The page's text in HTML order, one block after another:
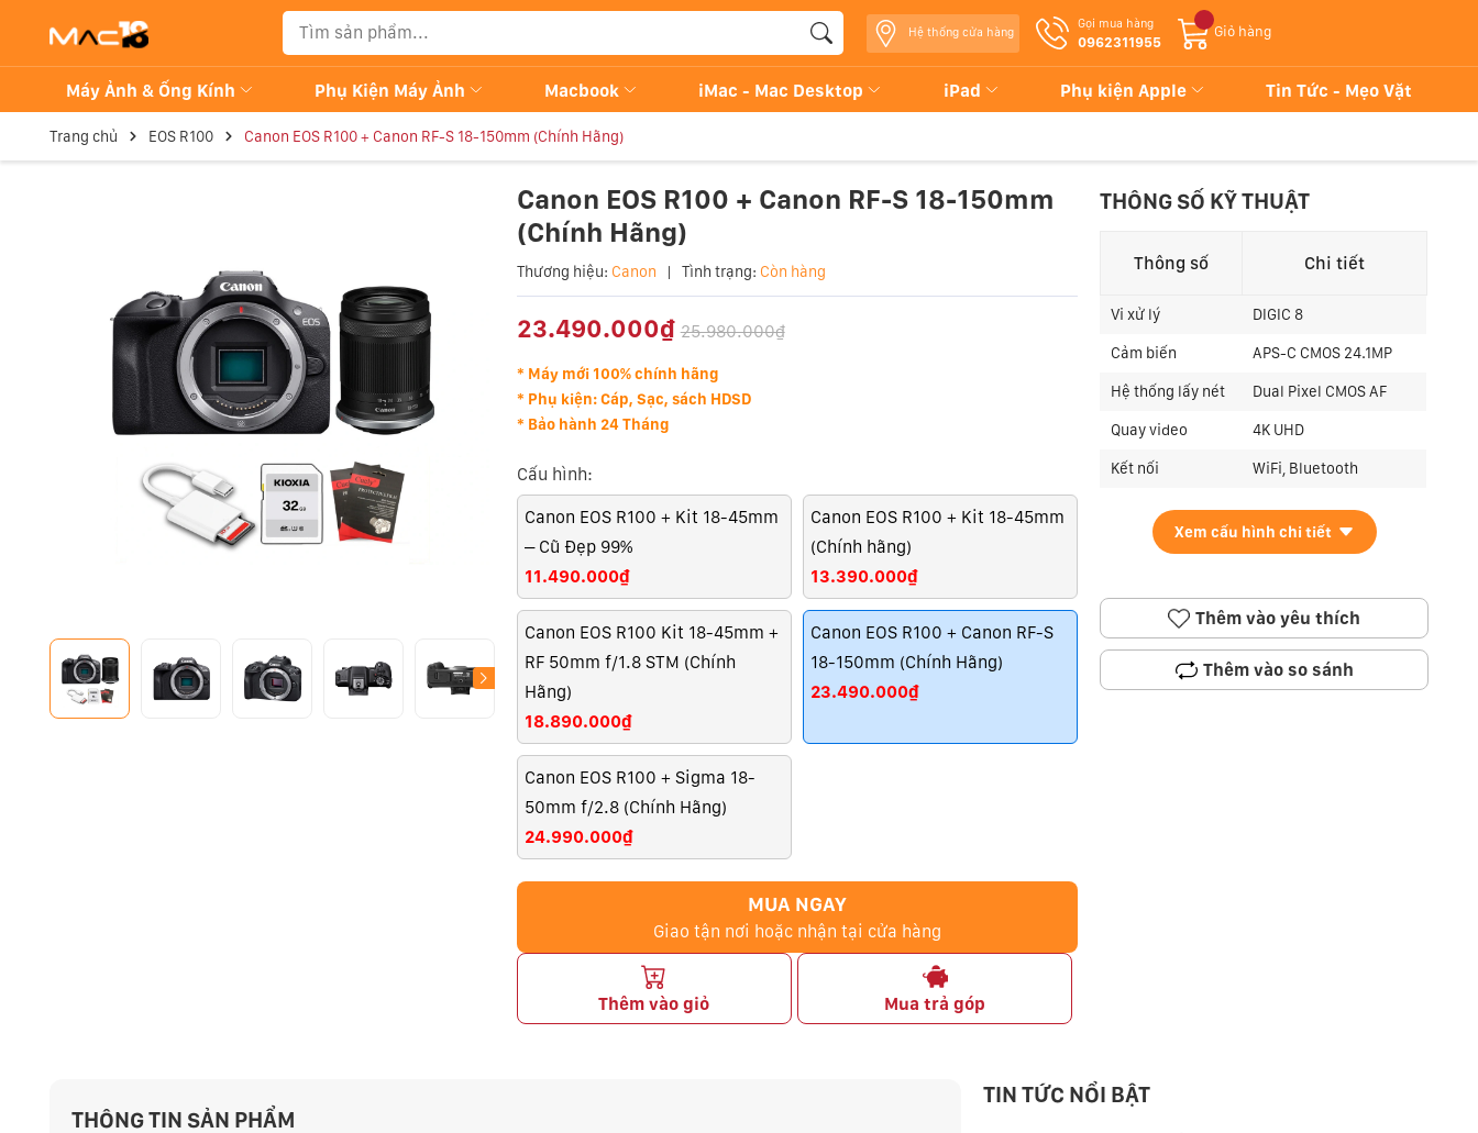
Hệ thống cửa hàng
Gọi mua hàng
0962311955
Giỏ hàng
Máy Ảnh & Ống Kính Phụ Kiện Máy Ảnh Macbook iMac - Mac Desktop iPad Phụ kiện Apple Tin Tức - Mẹo Vặt
Trang chủ EOS R100 Canon EOS R100 + Canon RF-S 18-150mm (Chính Hãng)
Canon EOS R100 + Canon RF-S 18-150mm
(Chính Hãng)
Thương hiệu: Canon | Tình trạng: Còn hàng
23.490.000₫ 25.980.000₫
* Máy mới 100% chính hãng
* Phụ kiện: Cáp, Sạc, sách HDSD
* Bảo hành 24 Tháng
Cấu hình:
Canon EOS R100 + Kit 18-45mm
– Cũ Đẹp 99%
11.490.000₫
Canon EOS R100 + Kit 18-45mm
(Chính hãng)
13.390.000₫
Canon EOS R100 Kit 18-45mm +
RF 50mm f/1.8 STM (Chính
Hãng)
18.890.000₫
Canon EOS R100 + Canon RF-S
18-150mm (Chính Hãng)
23.490.000₫
Canon EOS R100 + Sigma 18-
50mm f/2.8 (Chính Hãng)
24.990.000₫
MUA NGAY
Giao tận nơi hoặc nhận tại cửa hàng
Thêm vào giỏ Mua trả góp
THÔNG SỐ KỸ THUẬT
Thông số Chi tiết
Vi xử lý DIGIC 8
Cảm biến APS-C CMOS 24.1MP
Hệ thống lấy nét Dual Pixel CMOS AF
Quay video 4K UHD
Kết nối WiFi, Bluetooth
Xem cấu hình chi tiết
Thêm vào yêu thích
Thêm vào so sánh
THÔNG TIN SẢN PHẨM
TIN TỨC NỔI BẬT